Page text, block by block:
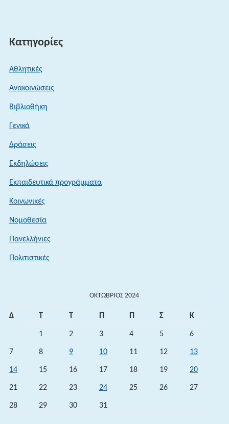
Κατηγορίες
Αθλητικές
Ανακοινώσεις
Βιβλιοθήκη
Γενικά
Δράσεις
Εκδηλώσεις
Εκπαιδευτικά προγράμματα
Κοινωνικές
Νομοθεσία
Πανελλήνιες
Πολιτιστικές
ΟΚΤΏΒΡΙΟΣ 2024
Δ Τ Τ Π Π Σ Κ
1 2 3 4 5 6
7 8 9 10 11 12 13
14 15 16 17 18 19 20
21 22 23 24 25 26 27
28 29 30 31